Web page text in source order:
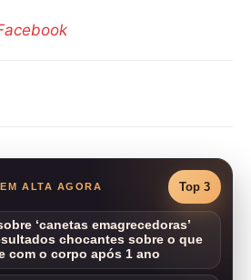
ALTA AGORA Top 3
‘canetas emagrecedoras’
chocantes sobre o que
com o corpo após 1 ano